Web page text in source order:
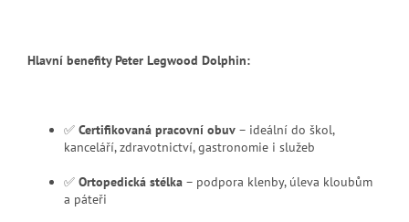
Hlavní benefity Peter Legwood Dolphin:
✅ Certifikovaná pracovní obuv – ideální do škol,
kanceláří, zdravotnictví, gastronomie i služeb
✅ Ortopedická stélka – podpora klenby, úleva kloubům
a páteři